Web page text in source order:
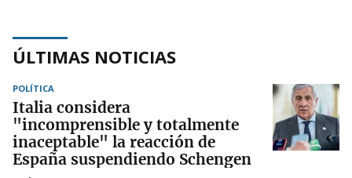
ÚLTIMAS NOTICIAS
POLÍTICA
Italia considera
"incomprensible y totalmente
inaceptable" la reacción de
España suspendiendo Schengen